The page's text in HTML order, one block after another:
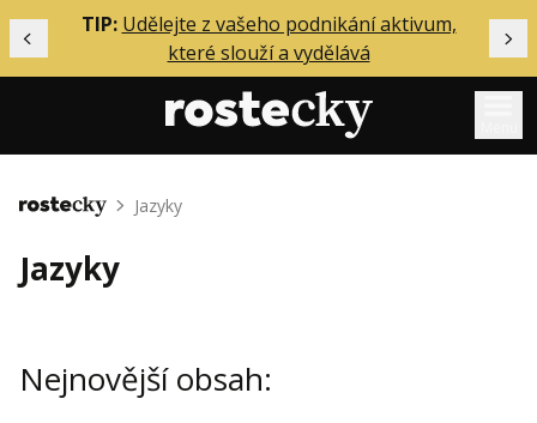
Předchozí
TIP: Udělejte z vašeho podnikání aktivum,
které slouží a vydělává
Mentoring
Solo
Inzerce
Domů Jazyky
Jazyky
Nejnovější obsah: